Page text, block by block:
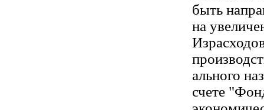
быть
на
ального
счете